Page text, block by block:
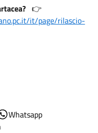
👉
it/page/rilascio-
Whatsapp